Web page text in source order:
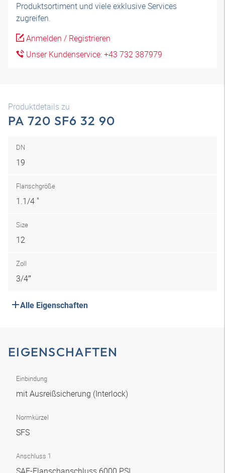
Produktsortiment und viele exklusive Services
zugreifen.
Anmelden / Registrieren
Unser Kundenservice: +43 732 387979
Produktdetails zu
PA 720 SF6 32 90
DN
19
Flanschgröße
1.1/4 "
Size
12
Zoll
3/4″
Alle Eigenschaften
EIGENSCHAFTEN
Einbindung
mit Ausreißsicherung (Interlock)
Normkürzel
SFS
Anschluss 1